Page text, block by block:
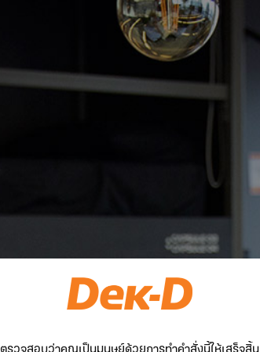
ตรวจสอบว่าคุณเป็นมนุษย์ด้วยการทำคำสั่งนี้ให้เสร็จสิ้น